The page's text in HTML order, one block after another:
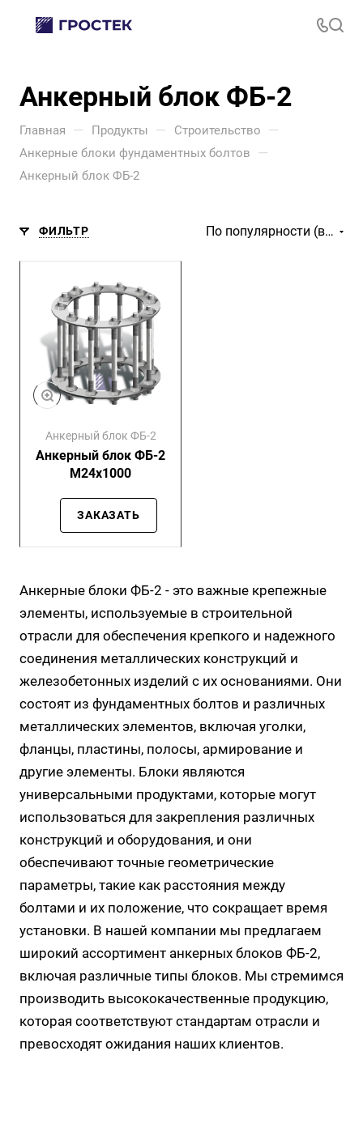
Анкерный блок ФБ-2
Главная — Продукты — Строительство —
Анкерные блоки фундаментных болтов —
Анкерный блок ФБ-2
ФИЛЬТР По популярности (возрастание)
Анкерный блок ФБ-2
Анкерный блок ФБ-2
М24х1000
ЗАКАЗАТЬ
Анкерные блоки ФБ-2 - это важные крепежные
элементы, используемые в строительной
отрасли для обеспечения крепкого и надежного
соединения металлических конструкций и
железобетонных изделий с их основаниями. Они
состоят из фундаментных болтов и различных
металлических элементов, включая уголки,
фланцы, пластины, полосы, армирование и
другие элементы. Блоки являются
универсальными продуктами, которые могут
использоваться для закрепления различных
конструкций и оборудования, и они
обеспечивают точные геометрические
параметры, такие как расстояния между
болтами и их положение, что сокращает время
установки. В нашей компании мы предлагаем
широкий ассортимент анкерных блоков ФБ-2,
включая различные типы блоков. Мы стремимся
производить высококачественные продукцию,
которая соответствуют стандартам отрасли и
превосходят ожидания наших клиентов.